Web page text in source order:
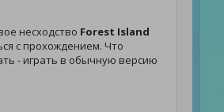
несходство Forest Island
с прохождением. Что
- играть в обычную версию